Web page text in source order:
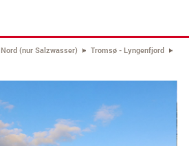
Nord (nur Salzwasser)
Tromsø - Lyngenfjord